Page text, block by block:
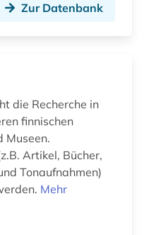
Zur Datenbank
die Recherche in
finnischen
Museen.
Artikel, Bücher,
Tonaufnahmen)
Mehr